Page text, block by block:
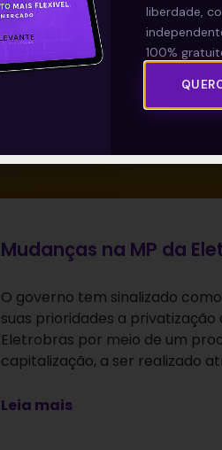
Mudanças na MP da
O governo tem sinalizado
suas prioridades a privatização
Eletrobras por meio de um
capitalização, a ser realizado
Leia mais
liberdade,
100%